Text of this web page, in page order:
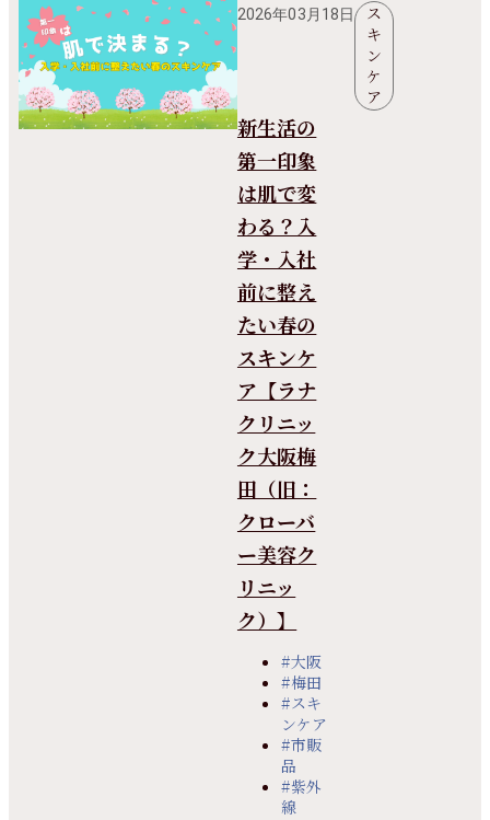
2026年03月18日
ス
キ
ン
ケ
ア
新生活の
第一印象
は肌で変
わる？入
学・入社
前に整え
たい春の
スキンケ
ア【ラナ
クリニッ
ク大阪梅
田（旧：
クローバ
ー美容ク
リニッ
ク）】
#大阪
#梅田
#スキ
ンケア
#市販
品
#紫外
線